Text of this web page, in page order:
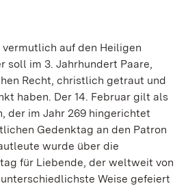
auf den Heiligen
soll im 3. Jahrhundert Paare,
Recht, christlich getraut und
haben. Der 14. Februar gilt als
der im Jahr 269 hingerichtet
Gedenktag an den Patron
wurde über die
für Liebende, der weltweit von
Weise gefeiert